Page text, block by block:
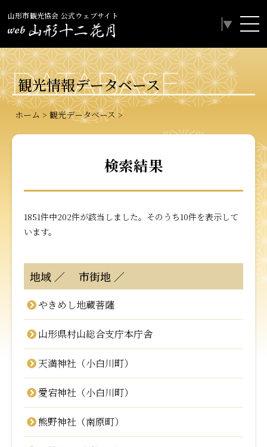
山形市観光協会 公式ウェブサイト
▼
観光情報データベース
DATABASE
ホーム 観光データベース
検索結果
1851件中202件が該当しました。そのうち10件を表示して
います。
地域 市街地
やきめし地蔵菩薩
山形県村山総合支庁本庁舎
天満神社（小白川町）
愛宕神社（小白川町）
熊野神社（南原町）